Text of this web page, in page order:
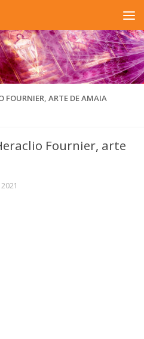
FOURNIER, ARTE DE AMAIA
Fournier, arte